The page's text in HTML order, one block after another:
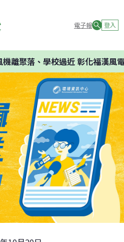
電子報 登入
聚落、學校過近 彰化福漢風電